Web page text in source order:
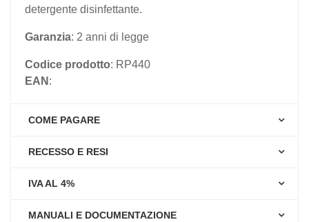
detergente disinfettante.
Garanzia: 2 anni di legge
Codice prodotto: RP440
EAN :
COME PAGARE
RECESSO E RESI
IVA AL 4%
MANUALI E DOCUMENTAZIONE